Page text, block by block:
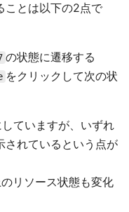
ことは以下の2点で
の状態に遷移する
をクリックして次の状
していますが、いずれ
されているという点が
リソース状態も変化